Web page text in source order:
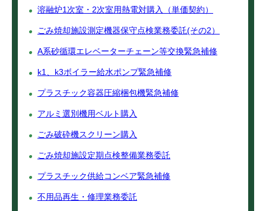
溶融炉1次室・2次室用熱電対購入（単価契約）
ごみ焼却施設測定機器保守点検業務委託(その2）
A系砂循環エレベーターチェーン等交換緊急補修
k1、k3ボイラー給水ポンプ緊急補修
プラスチック容器圧縮梱包機緊急補修
アルミ選別機用ベルト購入
ごみ破砕機スクリーン購入
ごみ焼却施設定期点検整備業務委託
プラスチック供給コンベア緊急補修
不用品再生・修理業務委託